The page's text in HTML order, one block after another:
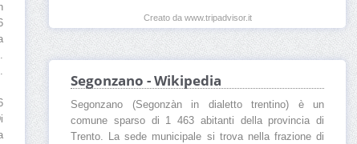
Creato da www.tripadvisor.it
Segonzano - Wikipedia
Segonzano (Segonzàn in dialetto trentino) è un
comune sparso di 1 463 abitanti della provincia di
Trento. La sede municipale si trova nella frazione di